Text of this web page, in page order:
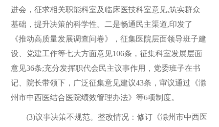
进会，征求相关职能科室及临床医技科室意见,筑实群众
基础，提升决策的科学性。二是畅通民主渠道,印发了
《推动高质量发展调查问卷》，征集医院层面领导班子建
设、党建工作等七大方面意见106条，征集科室发展层面
意见36条;充分发挥职代会民主议事作用，党委班子在书
记、院长带领下，广泛征集意见建议43条，审议通过《滁
州市中西医结合医院绩效管理办法》等6项制度。
(3)议事决策不规范。整改情况：修订《滁州市中西医